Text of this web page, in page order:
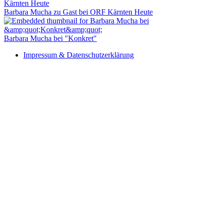
Barbara Mucha zu Gast bei ORF Kärnten Heute
Barbara Mucha bei "Konkret"
Impressum & Datenschutzerklärung